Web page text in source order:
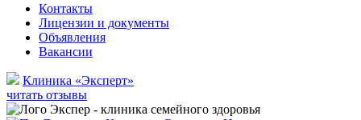
Контакты
Лицензии и документы
Объявления
Вакансии
Клиника «Эксперт»
читать отзывы